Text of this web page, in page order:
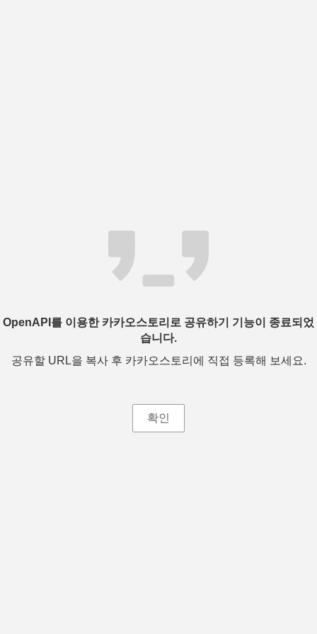
OpenAPI를 이용한 카카오스토리로 공유하기 기능이 종료되었
습니다.
공유할 URL을 복사 후 카카오스토리에 직접 등록해 보세요.
확인